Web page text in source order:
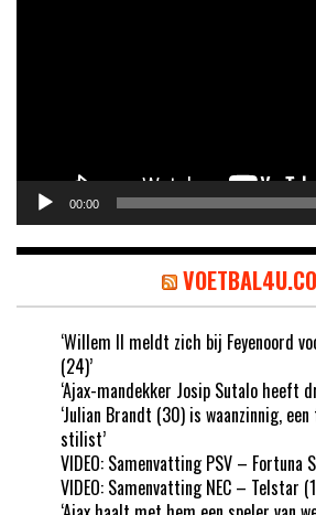
00:00
‘Willem II meldt zich bij Feyenoord
(24)’
‘Ajax-mandekker Josip Sutalo heeft
‘Julian Brandt (30) is waanzinnig,
stilist’
VIDEO: Samenvatting PSV –
VIDEO: Samenvatting NEC – Telstar